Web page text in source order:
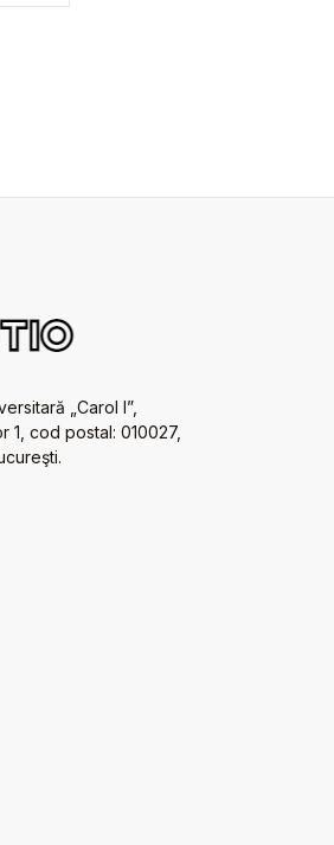
„Carol I”,
1, cod postal: 010027,